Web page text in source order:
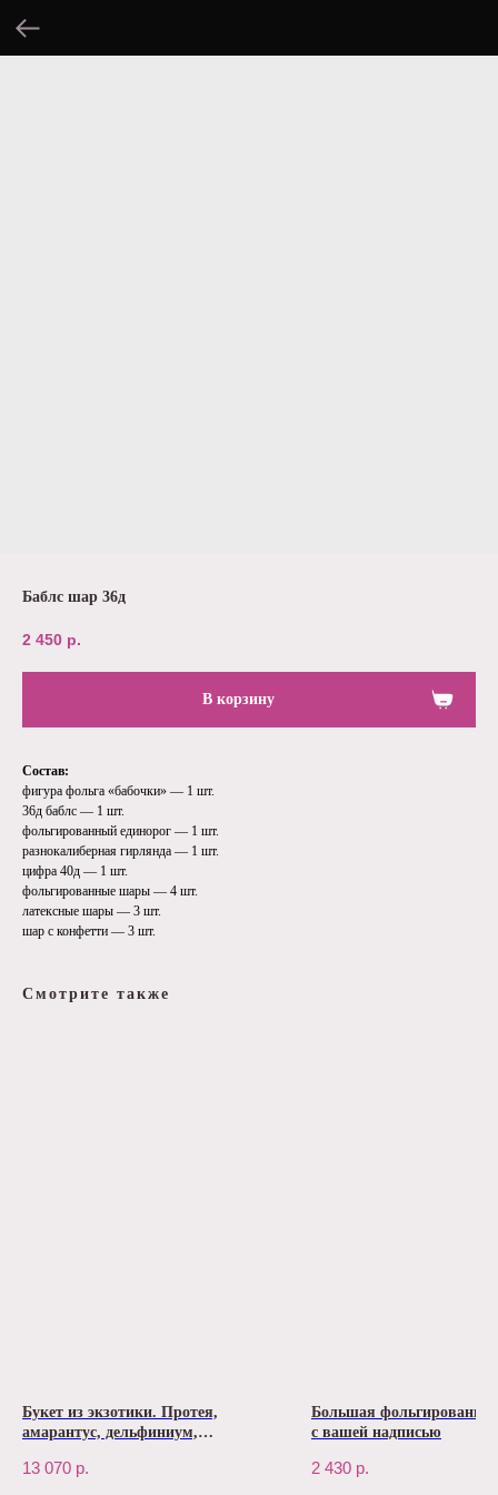
Баблс шар 36д
2 450 р.
В корзину
Состав:
фигура фольга «бабочки» — 1 шт.
36д баблс — 1 шт.
фольгированный единорог — 1 шт.
разнокалиберная гирлянда — 1 шт.
цифра 40д — 1 шт.
фольгированные шары — 4 шт.
латексные шары — 3 шт.
шар с конфетти — 3 шт.
Смотрите также
Букет из экзотики. Протея,
амарантус, дельфиниум,
13 070 р.
Большая фольгированная
с вашей надписью
2 430 р.